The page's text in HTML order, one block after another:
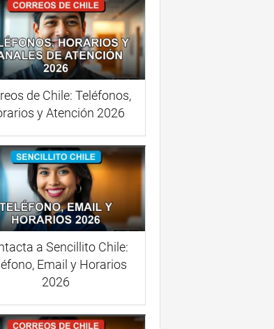
de Chile: Teléfonos,
y Atención 2026
a Sencillito Chile:
Email y Horarios
2026